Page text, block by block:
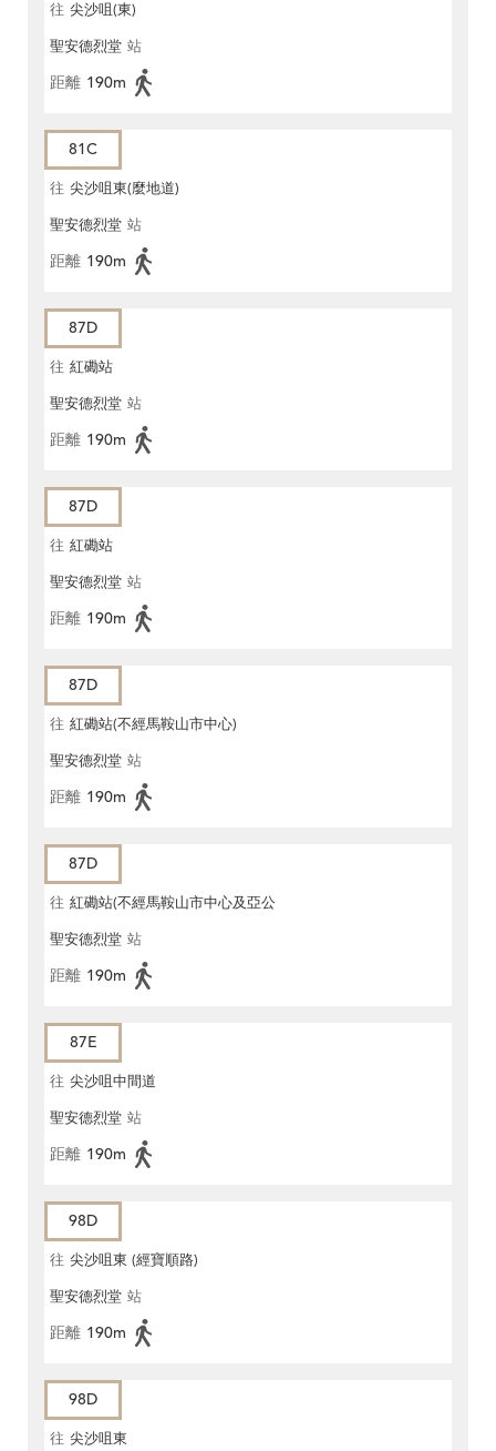
往 尖沙咀(東)
聖安德烈堂 站
距離 190m
81C
往 尖沙咀東(麼地道)
聖安德烈堂 站
距離 190m
87D
往 紅磡站
聖安德烈堂 站
距離 190m
87D
往 紅磡站
聖安德烈堂 站
距離 190m
87D
往 紅磡站(不經馬鞍山市中心)
聖安德烈堂 站
距離 190m
87D
往 紅磡站(不經馬鞍山市中心及亞公
角街)
聖安德烈堂 站
距離 190m
87E
往 尖沙咀中間道
聖安德烈堂 站
距離 190m
98D
往 尖沙咀東 (經寶順路)
聖安德烈堂 站
距離 190m
98D
往 尖沙咀東